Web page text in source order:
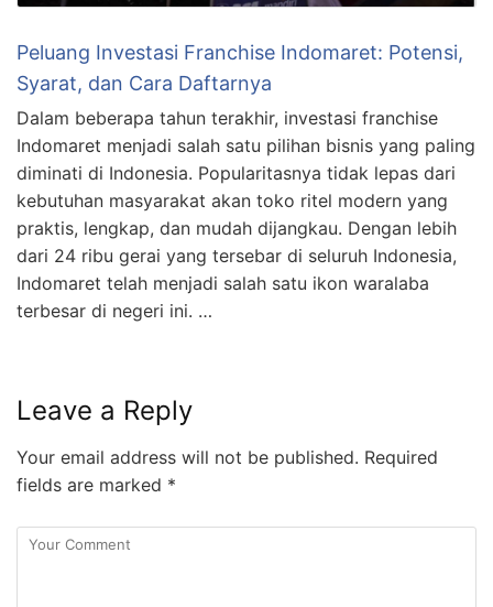
Peluang Investasi Franchise Indomaret: Potensi,
Syarat, dan Cara Daftarnya
Dalam beberapa tahun terakhir, investasi franchise
Indomaret menjadi salah satu pilihan bisnis yang paling
diminati di Indonesia. Popularitasnya tidak lepas dari
kebutuhan masyarakat akan toko ritel modern yang
praktis, lengkap, dan mudah dijangkau. Dengan lebih
dari 24 ribu gerai yang tersebar di seluruh Indonesia,
Indomaret telah menjadi salah satu ikon waralaba
terbesar di negeri ini. …
Leave a Reply
Your email address will not be published. Required
fields are marked *